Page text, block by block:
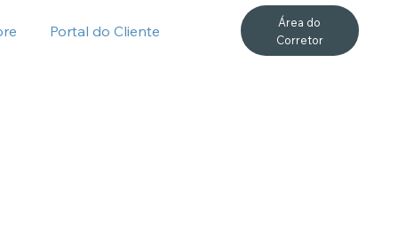
Portal do Cliente
Área do
Corretor